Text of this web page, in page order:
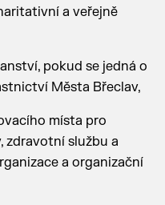
a veřejně
pokud se jedná o
Města Břeclav,
místa pro
zdravotní službu a
a organizační